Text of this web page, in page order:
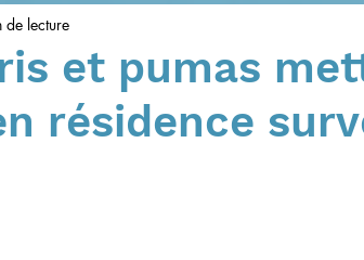
et pumas
résidence
de lecture